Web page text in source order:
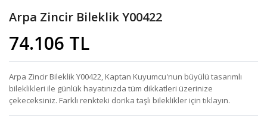
Arpa Zincir Bileklik Y00422
74.106 TL
Arpa Zincir Bileklik Y00422, Kaptan Kuyumcu'nun büyülü tasarımlı
bileklikleri ile günlük hayatınızda tüm dikkatleri üzerinize
çekeceksiniz. Farklı renkteki dorika taşlı bileklikler için tıklayın.